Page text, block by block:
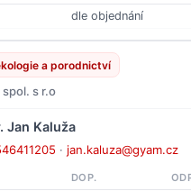
dle objednání
a porodnictví
spol. s r.o
Jan Kaluža
· jan.kaluza@gyam.cz
DOP.